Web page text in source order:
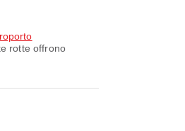
rotte offrono